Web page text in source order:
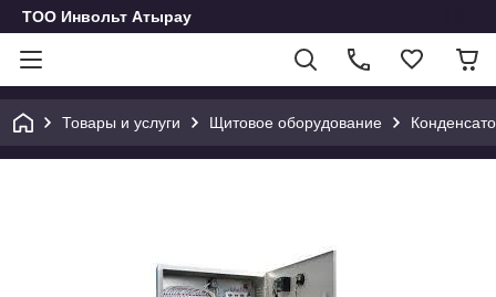
ТОО Инвольт Атырау
Товары и услуги Щитовое оборудование